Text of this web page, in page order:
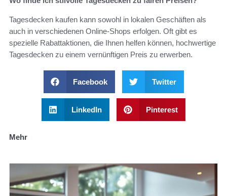
Tagesdecken kaufen kann sowohl in lokalen Geschäften als
auch in verschiedenen Online-Shops erfolgen. Oft gibt es
spezielle Rabattaktionen, die Ihnen helfen können, hochwertige
Tagesdecken zu einem vernünftigen Preis zu erwerben.
Facebook Twitter
LinkedIn Pinterest
Mehr